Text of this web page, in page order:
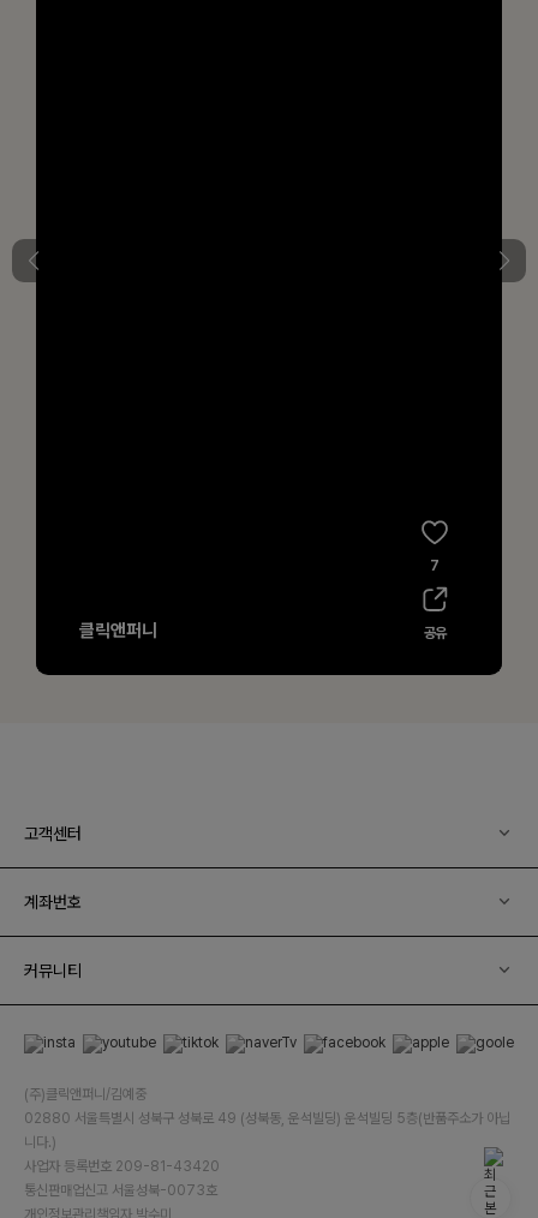
고객센터
계좌번호
커뮤니티
(주)클릭앤퍼니/김예중
02880 서울특별시 성북구 성북로 49 (성북동, 운석빌딩) 운석빌딩 5층(반품주소가 아닙
니다.)
사업자 등록번호 209-81-43420
통신판매업신고 서울성북-0073호
개인정보관리책임자 박수미